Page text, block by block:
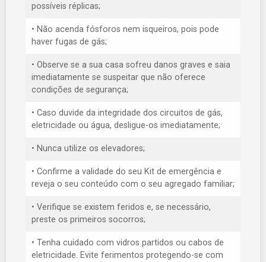
possíveis réplicas;
• Não acenda fósforos nem isqueiros, pois pode
haver fugas de gás;
• Observe se a sua casa sofreu danos graves e saia
imediatamente se suspeitar que não oferece
condições de segurança;
• Caso duvide da integridade dos circuitos de gás,
eletricidade ou água, desligue-os imediatamente;
• Nunca utilize os elevadores;
• Confirme a validade do seu Kit de emergência e
reveja o seu conteúdo com o seu agregado familiar;
• Verifique se existem feridos e, se necessário,
preste os primeiros socorros;
• Tenha cuidado com vidros partidos ou cabos de
eletricidade. Evite ferimentos protegendo-se com